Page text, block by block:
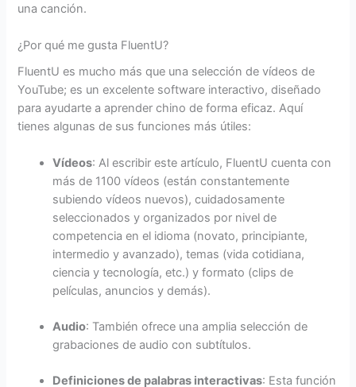
una canción.
¿Por qué me gusta FluentU?
FluentU es mucho más que una selección de vídeos de
YouTube; es un excelente software interactivo, diseñado
para ayudarte a aprender chino de forma eficaz. Aquí
tienes algunas de sus funciones más útiles:
Vídeos: Al escribir este artículo, FluentU cuenta con
más de 1100 vídeos (están constantemente
subiendo vídeos nuevos), cuidadosamente
seleccionados y organizados por nivel de
competencia en el idioma (novato, principiante,
intermedio y avanzado), temas (vida cotidiana,
ciencia y tecnología, etc.) y formato (clips de
películas, anuncios y demás).
Audio: También ofrece una amplia selección de
grabaciones de audio con subtítulos.
Definiciones de palabras interactivas: Esta función